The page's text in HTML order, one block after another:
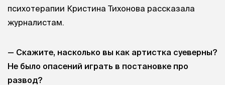
психотерапии Кристина Тихонова рассказала
журналистам.
— Скажите, насколько вы как артистка суеверны?
Не было опасений играть в постановке про
развод?